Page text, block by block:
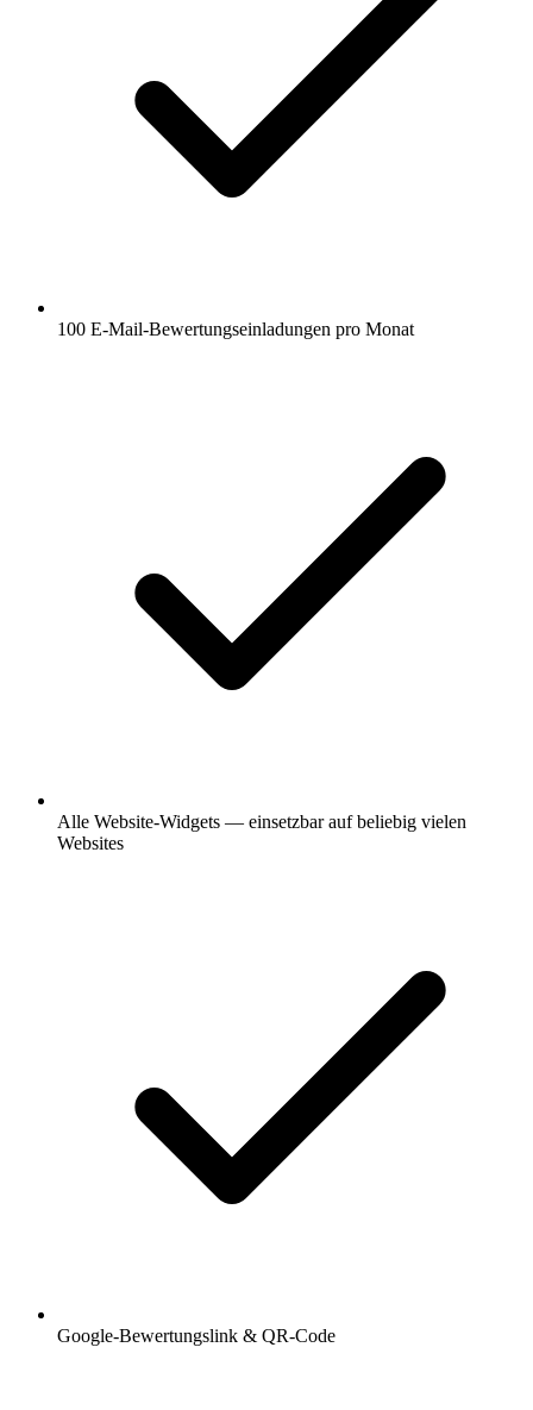
100 E-Mail-Bewertungseinladungen pro Monat
Alle Website-Widgets — einsetzbar auf beliebig vielen
Websites
Google-Bewertungslink & QR-Code